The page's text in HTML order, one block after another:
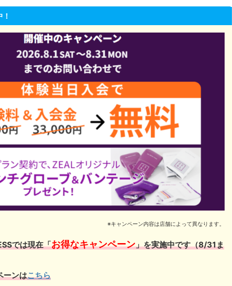
※キャンペーン内容は店舗によって異なります。
では現在「お得なキャンペーン」を実施中です（8/31ま
ーンはこちら